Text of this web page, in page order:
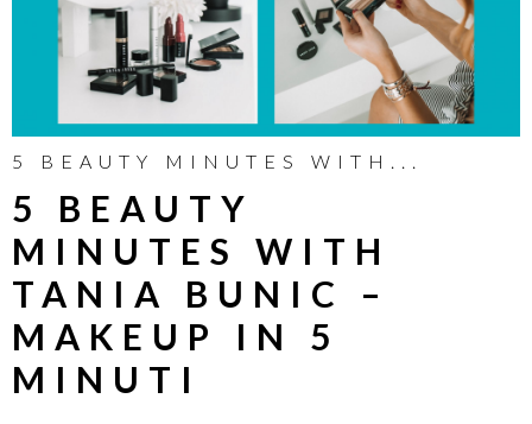
5 BEAUTY MINUTES WITH...
5 BEAUTY
MINUTES WITH
TANIA BUNIC –
MAKEUP IN 5
MINUTI